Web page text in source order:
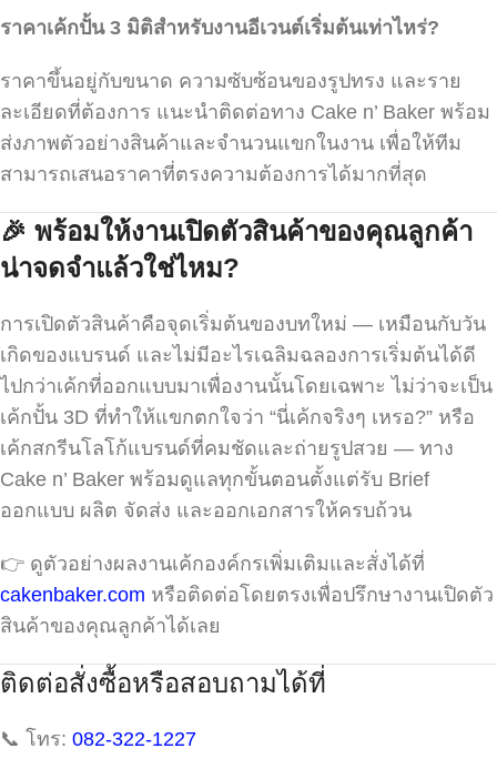
ราคาเค้กปั้น 3 มิติสำหรับงานอีเวนต์เริ่มต้นเท่าไหร่?
ราคาขึ้นอยู่กับขนาด ความซับซ้อนของรูปทรง และราย
ละเอียดที่ต้องการ แนะนำติดต่อทาง Cake n’ Baker พร้อม
ส่งภาพตัวอย่างสินค้าและจำนวนแขกในงาน เพื่อให้ทีม
สามารถเสนอราคาที่ตรงความต้องการได้มากที่สุด
🎉 พร้อมให้งานเปิดตัวสินค้าของคุณลูกค้า
น่าจดจำแล้วใช่ไหม?
การเปิดตัวสินค้าคือจุดเริ่มต้นของบทใหม่ — เหมือนกับวัน
เกิดของแบรนด์ และไม่มีอะไรเฉลิมฉลองการเริ่มต้นได้ดี
ไปกว่าเค้กที่ออกแบบมาเพื่องานนั้นโดยเฉพาะ ไม่ว่าจะเป็น
เค้กปั้น 3D ที่ทำให้แขกตกใจว่า “นี่เค้กจริงๆ เหรอ?” หรือ
เค้กสกรีนโลโก้แบรนด์ที่คมชัดและถ่ายรูปสวย — ทาง
Cake n’ Baker พร้อมดูแลทุกขั้นตอนตั้งแต่รับ Brief
ออกแบบ ผลิต จัดส่ง และออกเอกสารให้ครบถ้วน
👉 ดูตัวอย่างผลงานเค้กองค์กรเพิ่มเติมและสั่งได้ที่
cakenbaker.com หรือติดต่อโดยตรงเพื่อปรึกษางานเปิดตัว
สินค้าของคุณลูกค้าได้เลย
ติดต่อสั่งซื้อหรือสอบถามได้ที่
📞 โทร: 082-322-1227